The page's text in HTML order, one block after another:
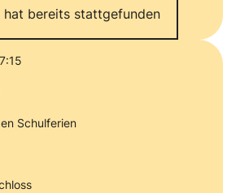
hat bereits stattgefunden
Schulferien